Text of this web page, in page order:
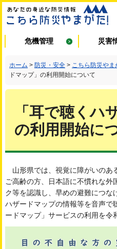
あなたの身近
な防災情報 こ
ちら防災やま
がた！
危機管理 災害
ホーム > 防災・安全 > こちら防災やま
ドマップ」の利用開始について
「耳で聴くハ
の利用開始に
山形県では、視覚に障がいのあ
ご高齢の方、日本語に不慣れな外
ク等を認識し、早めの避難につな
ハザードマップの情報等を音声で
ードマップ」サービスの利用を令